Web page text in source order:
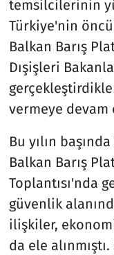
temsilcilerinin
Türkiye'nin
Balkan Barış
Dışişleri
vermeye devam
Bu yılın
Balkan Barış
Toplantısı'nda
güvenlik
ilişkiler,
da ele